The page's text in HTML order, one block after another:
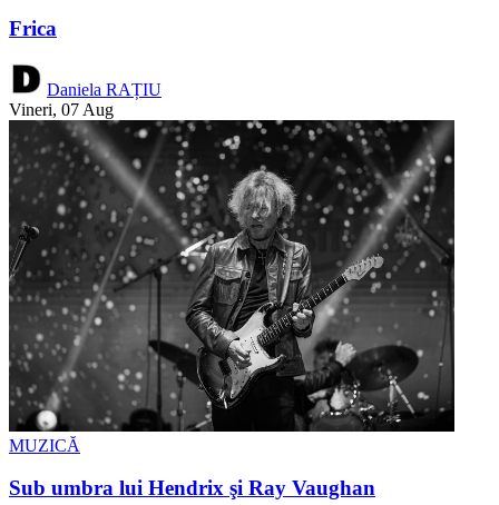
Frica
Daniela RAȚIU
Vineri, 07 Aug
MUZICĂ
Sub umbra lui Hendrix şi Ray Vaughan